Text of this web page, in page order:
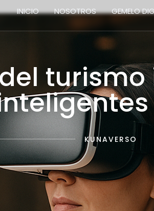
Home Our Services
INICIO NOSOTROS GEMELO
KUNAVERSO